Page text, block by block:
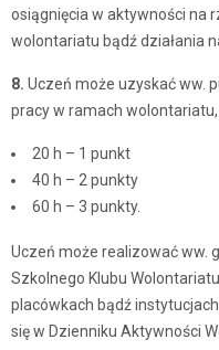
osiągnięcia w aktywności na
wolontariatu bądź działania
8. Uczeń może uzyskać ww.
pracy w ramach
20 h – 1 punkt
40 h – 2 punkty
60 h – 3 punkty.
Uczeń może realizować ww.
Szkolnego Klubu
placówkach bądź
się w Dzienniku Aktywności